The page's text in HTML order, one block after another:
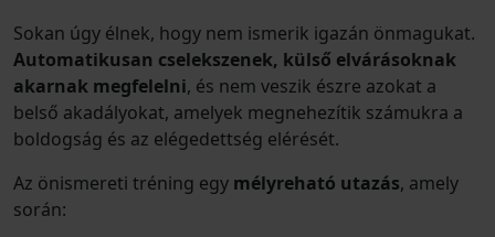
Sokan úgy élnek, hogy nem ismerik igazán önmagukat.
Automatikusan cselekszenek, külső elvárásoknak
akarnak megfelelni, és nem veszik észre azokat a
belső akadályokat, amelyek megnehezítik számukra a
boldogság és az elégedettség elérését.
Az önismereti tréning egy mélyreható utazás, amely
során: